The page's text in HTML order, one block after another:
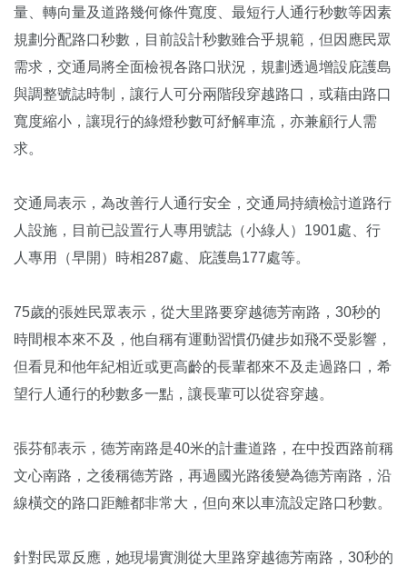
量、轉向量及道路幾何條件寬度、最短行人通行秒數等因素
規劃分配路口秒數，目前設計秒數雖合乎規範，但因應民眾
需求，交通局將全面檢視各路口狀況，規劃透過增設庇護島
與調整號誌時制，讓行人可分兩階段穿越路口，或藉由路口
寬度縮小，讓現行的綠燈秒數可紓解車流，亦兼顧行人需
求。
交通局表示，為改善行人通行安全，交通局持續檢討道路行
人設施，目前已設置行人專用號誌（小綠人）1901處、行
人專用（早開）時相287處、庇護島177處等。
75歲的張姓民眾表示，從大里路要穿越德芳南路，30秒的
時間根本來不及，他自稱有運動習慣仍健步如飛不受影響，
但看見和他年紀相近或更高齡的長輩都來不及走過路口，希
望行人通行的秒數多一點，讓長輩可以從容穿越。
張芬郁表示，德芳南路是40米的計畫道路，在中投西路前稱
文心南路，之後稱德芳路，再過國光路後變為德芳南路，沿
線橫交的路口距離都非常大，但向來以車流設定路口秒數。
針對民眾反應，她現場實測從大里路穿越德芳南路，30秒的